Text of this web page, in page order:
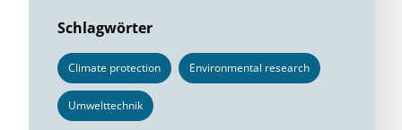
Schlagwörter
Climate protection Environmental research
Umwelttechnik